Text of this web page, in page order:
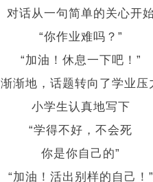
对话从一句简单的关心开
“你作业难吗？”
“加油！休息一下吧！”
渐渐地，话题转向了学业压
小学生认真地写下
“学得不好，不会死
你是你自己的”
“加油！活出别样的自己！”